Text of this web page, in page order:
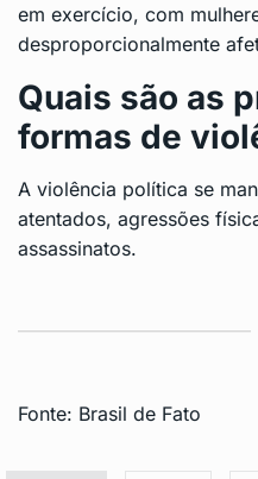
em exercício, com
desproporcionalmente
Quais são as
formas de
A violência política se
atentados, agressões
assassinatos.
Fonte: Brasil de Fato